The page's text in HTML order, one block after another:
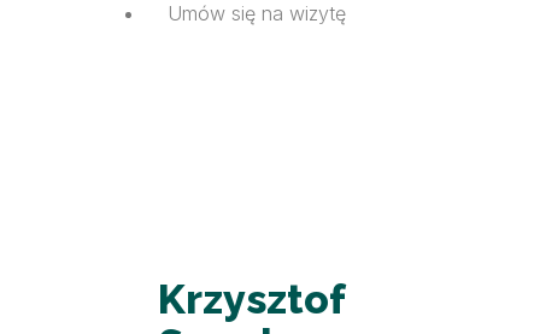
Umów się na wizytę
Krzysztof